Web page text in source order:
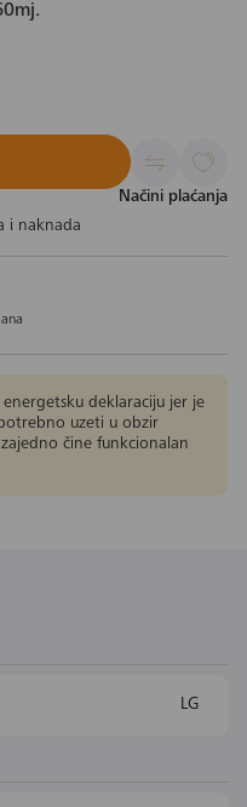
Načini plaćanja
i naknada
deklaraciju jer je
uzeti u obzir
čine funkcionalan
LG